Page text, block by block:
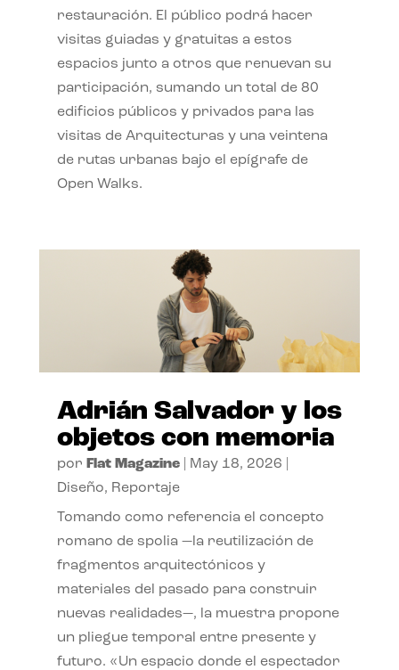
restauración. El público podrá hacer
visitas guiadas y gratuitas a estos
espacios junto a otros que renuevan su
participación, sumando un total de 80
edificios públicos y privados para las
visitas de Arquitecturas y una veintena
de rutas urbanas bajo el epígrafe de
Open Walks.
Adrián Salvador y los
objetos con memoria
por Flat Magazine| May 18, 2026
Diseño, Reportaje
Tomando como referencia el concepto
romano de spolia —la reutilización de
fragmentos arquitectónicos y
materiales del pasado para construir
nuevas realidades—, la muestra propone
un pliegue temporal entre presente y
futuro. «Un espacio donde el espectador